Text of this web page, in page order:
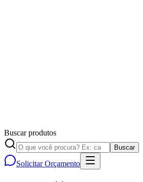
Buscar produtos
Buscar
Solicitar Orçamento